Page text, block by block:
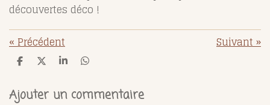
découvertes déco !
«Précédent Suivant»
P
t
P
t
P
t
P
t
Ajouter un commentaire